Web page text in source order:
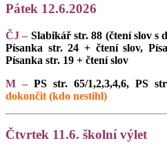
Pátek 12.6.2026
ČJ – Slabikář str. 88 (čtení slov s
Písanka str. 24 + čtení slov,
Písanka str. 19 + čtení slov
M – PS str. 65/1,2,3,4,6, PS
dokončit (kdo nestihl)
Čtvrtek 11.6. školní výlet